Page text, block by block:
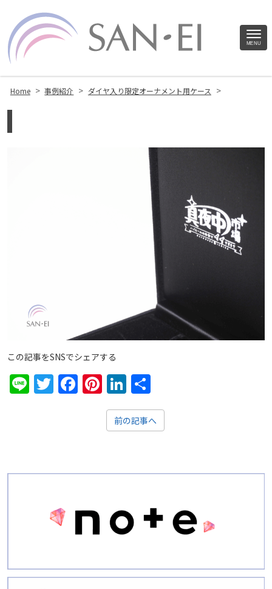
MENU
Home > 事例紹介 > ダイヤ入り限定オーナメント用ケース >
この記事をSNSでシェアする
LineTwitter
Facebook
Pinterest
LinkedIn
有
前の記事へ
Site
Footer